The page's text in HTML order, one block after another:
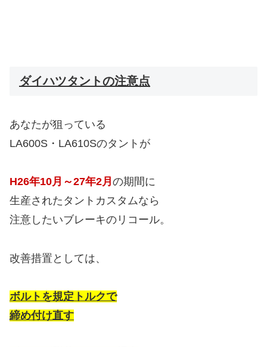
ダイハツタントの注意点
あなたが狙っている
LA600S・LA610Sのタントが
H26年10月～27年2月 の期間に
生産されたタントカスタムなら
注意したいブレーキのリコール。
改善措置としては、
ボルトを規定トルクで
締め付け直す